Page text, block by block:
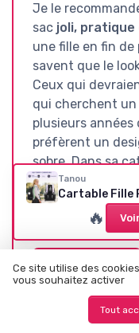
Je le
sac joli, pratique
une fille en fin de
savent que le
Ceux qui
qui cherchent
plusieurs années
préfèrent un
sobre. Dans sa
compromis, sans
utilisable au
Voir l'offre
SOUS-NOTES
Tanou
🔥
Ce site utilise des
vous souhaitez activer
Tout